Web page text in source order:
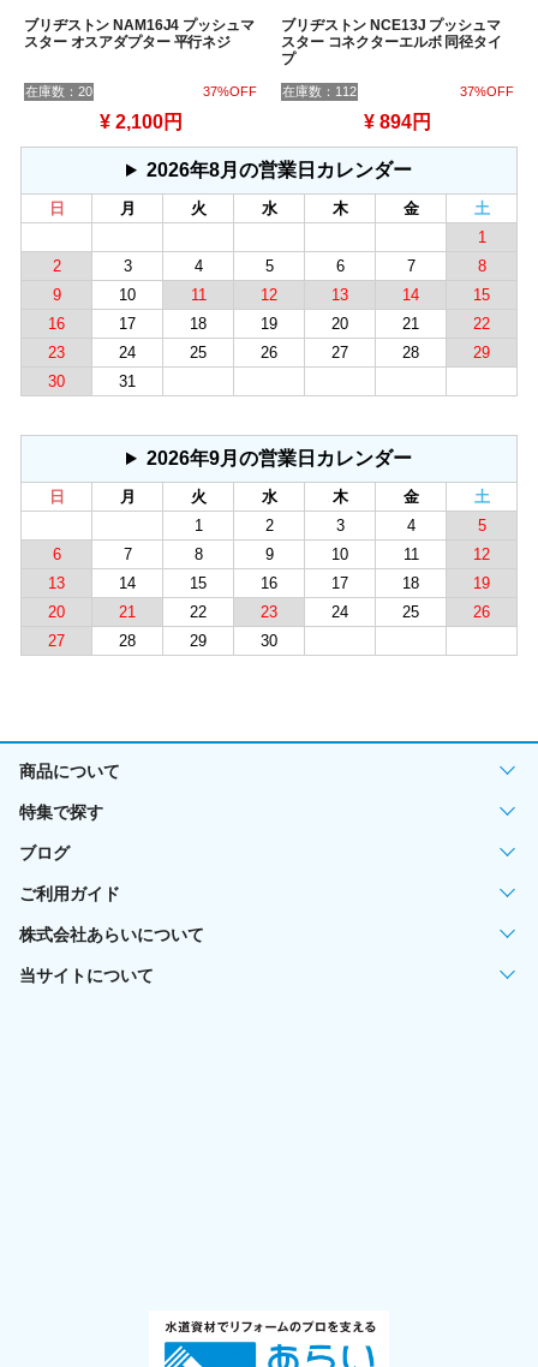
ブリヂストン NAM16J4 プッシュマ
スター オスアダプター 平行ネジ
在庫数：20 37%OFF
¥ 2,100円
ブリヂストン NCE13J プッシュマ
スター コネクターエルボ 同径タイ
プ
在庫数：112 37%OFF
¥ 894円
2026年8月の営業日カレンダー
日 月 火 水 木 金
土
1
2
3 4 5 6 7
8
9
10 11 12 13 14
15
16
17 18 19 20 21
22
23
24 25 26 27 28
29
30
31
2026年9月の営業日カレンダー
日 月 火 水 木 金
土
1
2 3 4
5
6
7 8 9 10 11
12
13
14 15 16 17 18
19
20
21 22 23 24 25
26
27
28 29 30
商品について
特集で探す
ブログ
ご利用ガイド
株式会社あらいについて
当サイトについて